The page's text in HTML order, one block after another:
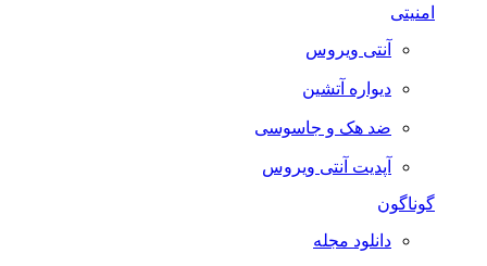
امنیتی
آنتی ویروس
دیواره آتشین
ضد هک و جاسوسی
آپدیت آنتی ویروس
گوناگون
دانلود مجله